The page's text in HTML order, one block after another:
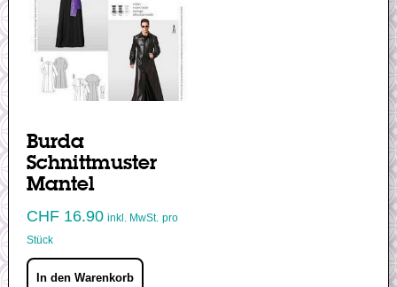
Burda
Schnittmuster
Mantel
CHF16.90 inkl. MwSt. pro
Stück
In den Warenkorb